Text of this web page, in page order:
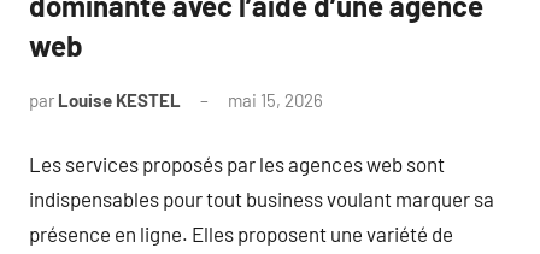
web
par Louise KESTEL mai 15, 2026
Les services proposés par les agences web sont
indispensables pour tout business voulant marquer sa
présence en ligne. Elles proposent une variété de